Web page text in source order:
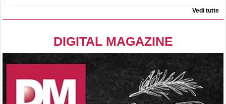
Vedi tutte
DIGITAL MAGAZINE